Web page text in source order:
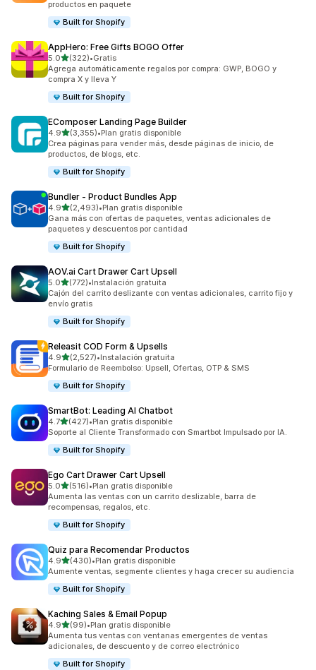
productos en paquete
Built for Shopify
AppHero: Free Gifts BOGO Offer
5.0de 5 estrellas
(322)
322 reseñas en total
•Gratis
Agrega automáticamente regalos por compra: GWP, BOGO y
compra X y lleva Y
Built for Shopify
EComposer Landing Page Builder
4.9de 5 estrellas
(3,355)
3355 reseñas en total
•Plan gratis disponible
Crea páginas para vender más, desde páginas de inicio, de
productos, de blogs, etc.
Built for Shopify
Bundler ‑ Product Bundles App
4.9de 5 estrellas
(2,493)
2493 reseñas en total
•Plan gratis disponible
Gana más con ofertas de paquetes, ventas adicionales de
paquetes y descuentos por cantidad
Built for Shopify
AOV.ai Cart Drawer Cart Upsell
5.0de 5 estrellas
(772)
772 reseñas en total
•Instalación gratuita
Cajón del carrito deslizante con ventas adicionales, carrito fijo y
envío gratis
Built for Shopify
Releasit COD Form & Upsells
4.9de 5 estrellas
(2,527)
2527 reseñas en total
•Instalación gratuita
Formulario de Reembolso: Upsell, Ofertas, OTP & SMS
Built for Shopify
SmartBot: Leading AI Chatbot
4.7de 5 estrellas
(427)
427 reseñas en total
•Plan gratis disponible
Soporte al Cliente Transformado con Smartbot Impulsado por IA.
Built for Shopify
Ego Cart Drawer Cart Upsell
5.0de 5 estrellas
(516)
516 reseñas en total
•Plan gratis disponible
Aumenta las ventas con un carrito deslizable, barra de
recompensas, regalos, etc.
Built for Shopify
Quiz para Recomendar Productos
4.9de 5 estrellas
(430)
430 reseñas en total
•Plan gratis disponible
Aumente ventas, segmente clientes y haga crecer su audiencia
Built for Shopify
Kaching Sales & Email Popup
4.9de 5 estrellas
(99)
99 reseñas en total
•Plan gratis disponible
Aumenta tus ventas con ventanas emergentes de ventas
adicionales, de descuento y de correo electrónico
Built for Shopify